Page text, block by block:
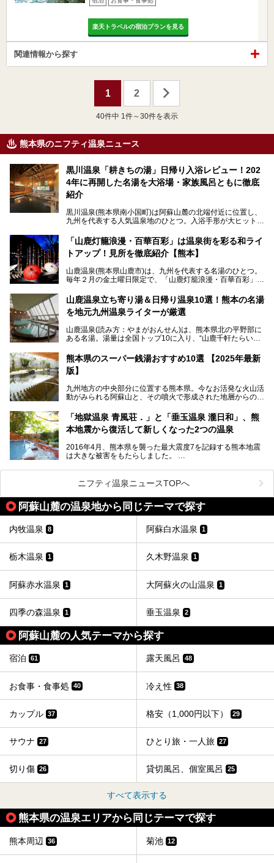
楽天トラベルの宿泊プランを見る
関連情報から探す
1 2
40件中 1件～30件を表示
熊本県のニフティ温泉ニュース
黒川温泉「耕きちの湯」日帰り入浴レビュー！202
4年に再開した名湯を大浴場・家族風呂ともに徹底
紹介
黒川温泉(熊本県南小国町)は阿蘇山麓の北端付近に位置し、
九州を代表する人気温泉地のひとつ。入浴手形が大ヒット
す。
中でも「耕きち(こうきち)の湯」は露天風呂を持たないもの
り一度廃業しましたが、2024年10月に営業再開。数多くの
温泉ファンに注目される名湯です。
今回は再開した耕きちの湯を訪問し、全浴室(男女別大浴
「山鹿灯籠浪漫・百華百彩」は温泉街を彩る和ライ
トアップ！見所を徹底紹介【熊本】
山鹿温泉(熊本県山鹿市)は、九州を代表する名湯のひとつ。
毎年２月の金土曜日限定で、「山鹿灯籠浪漫・百華百彩」
ます。和傘や竹、ろうそくなどを用いて、和情緒たっぷりの
ライトアップが無料で楽しめます。
日、の合計8日間開催。今回は地元九州在住の筆者が、その
見所を徹底紹介。併せて、その他イベントや立ち寄り湯も併
山鹿温泉立ち寄り湯＆日帰り温泉10選！熊本の名湯
を地元九州温泉ライターが厳選
山鹿温泉(読み方：やまがおんせん)は、熊本県北の平野部に
ある名湯。湯量は全国トップ10に入り、“山鹿千軒たらいな
泉質であり、お湯の良さにも定評があります。
今回は地元九州の温泉ライターの私が実際に入浴した中か
設・家族風呂の3パターンに分類し、合計10施設を厳選して
ご紹介。ぜひ、湯めぐりの参考にして下さいね！
熊本県のスーパー銭湯おすすめ10選 【2025年最新
版】
九州地方の中央部分に位置する熊本県。今なお活発な火山活
動がみられる阿蘇山と、その噴火で形成された地層からの湧
す。
そんな熊本県は、県内の至るところから温泉が湧いている温
泉県でもあります。山鹿温泉、玉名温泉、黒川温泉、人吉温
出すスーパー銭湯が豊富です。なかでも注目のスーパー銭湯
をピックアップしました。
「地獄温泉 青風荘．」と「垂玉温泉 瀧日和」、熊
本地震から復活して新しくなった2つの温泉
2016年4月、熊本県を襲った最大震度7を記録する熊本地震
は大きな被害をもたらしました。
阿蘇山麓の南阿蘇村の「地獄温泉 清風荘」、そして「清風
荘」から400mほど離れた「垂玉（たるたま）温泉 山口旅
館」の2軒は、この地震による土砂崩れなどのために、一時
期は孤立状態に。もしかしたらこの時のニュースで、「地獄
温泉」と「垂玉温泉」の名前を知った人もいるかもしれませ
ん。
この2軒は今どうなっているのでしょうか。実は現在は「地
獄温泉 青風荘．」「垂玉温泉 瀧日和」として営業を再開し
ニフティ温泉ニュースTOPへ
阿蘇山麓の温泉地から同じテーマで探す
内牧温泉 8 阿蘇白水温泉 1
栃木温泉 1 久木野温泉 1
阿蘇赤水温泉 1 大阿蘇火の山温泉 1
四季の森温泉 1 垂玉温泉 2
阿蘇山麓の人気テーマから探す
宿泊 61 露天風呂 48
お食事・食事処 40 冷え性 38
カップル 37 格安（1,000円以下） 29
サウナ 27 ひとり旅・一人旅 27
切り傷 26 貸切風呂、個室風呂 25
すべて表示する
熊本県の温泉エリアから同じテーマで探す
熊本周辺 36 菊池 12